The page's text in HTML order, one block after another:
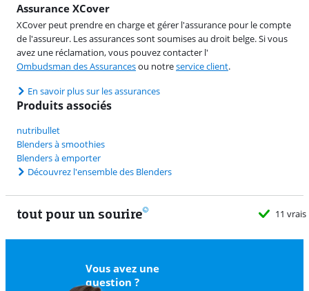
Assurance XCover
XCover peut prendre en charge et gérer l'assurance pour le compte
de l'assureur. Les assurances sont soumises au droit belge. Si vous
avez une réclamation, vous pouvez contacter l'
Ombudsman des Assurancesou notreservice client.
En savoir plus sur les assurances
Produits associés
nutribullet
Blenders à smoothies
Blenders à emporter
Découvrez l'ensemble des Blenders
tout pour un sourire 11
Vous avez une
question ?